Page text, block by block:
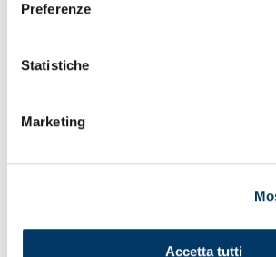
Preferenze
Statistiche
Marketing
Accetta tutti
AVANTI TUTTA VERSO LA SFIDA AL